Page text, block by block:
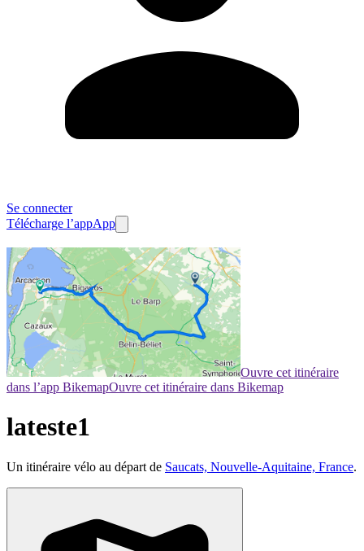
Se connecter
Télécharge l’appApp
Ouvre cet itinéraire
dans l’app BikemapOuvre cet itinéraire dans Bikemap
lateste1
Un itinéraire vélo au départ de Saucats, Nouvelle-Aquitaine, France.